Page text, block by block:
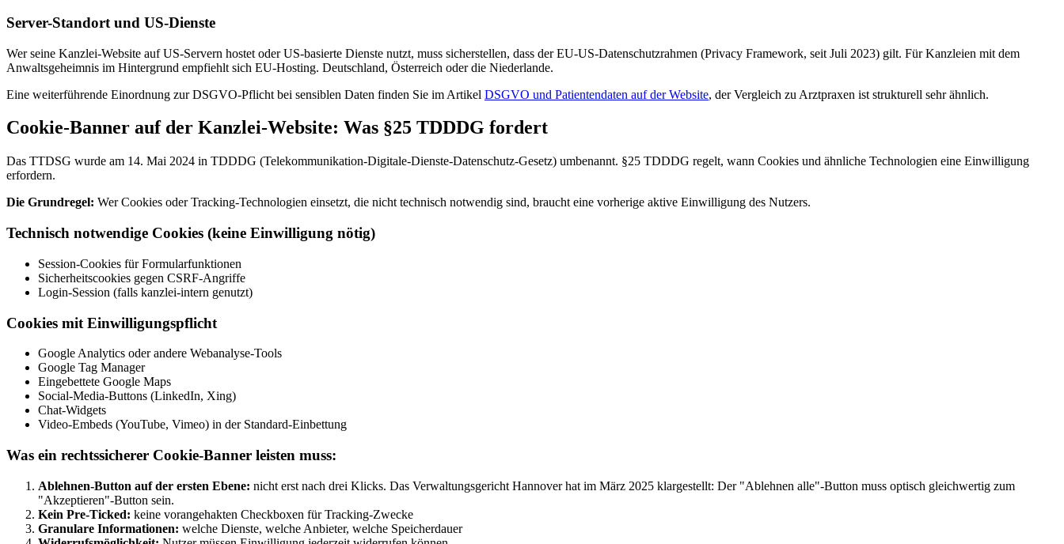
Server-Standort und US-Dienste
Wer seine Kanzlei-Website auf US-Servern hostet oder US-basierte Dienste nutzt, muss sicherstellen, dass der EU-US-Datenschutzrahmen (Privacy Framework, seit Juli 2023) gilt. Für Kanzleien mit dem
Anwaltsgeheimnis im Hintergrund empfiehlt sich EU-Hosting. Deutschland, Österreich oder die Niederlande.
Eine weiterführende Einordnung zur DSGVO-Pflicht bei sensiblen Daten finden Sie im Artikel DSGVO und Patientendaten auf der Website, der Vergleich zu Arztpraxen ist strukturell sehr ähnlich.
Cookie-Banner auf der Kanzlei-Website: Was §25 TDDDG fordert
Das TTDSG wurde am 14. Mai 2024 in TDDDG (Telekommunikation-Digitale-Dienste-Datenschutz-Gesetz) umbenannt. §25 TDDDG regelt, wann Cookies und ähnliche Technologien eine Einwilligung
erfordern.
Die Grundregel: Wer Cookies oder Tracking-Technologien einsetzt, die nicht technisch notwendig sind, braucht eine vorherige aktive Einwilligung des Nutzers.
Technisch notwendige Cookies (keine Einwilligung nötig)
Session-Cookies für Formularfunktionen
Sicherheitscookies gegen CSRF-Angriffe
Login-Session (falls kanzlei-intern genutzt)
Cookies mit Einwilligungspflicht
Google Analytics oder andere Webanalyse-Tools
Google Tag Manager
Eingebettete Google Maps
Social-Media-Buttons (LinkedIn, Xing)
Chat-Widgets
Video-Embeds (YouTube, Vimeo) in der Standard-Einbettung
Was ein rechtssicherer Cookie-Banner leisten muss:
Ablehnen-Button auf der ersten Ebene: nicht erst nach drei Klicks. Das Verwaltungsgericht Hannover hat im März 2025 klargestellt: Der "Ablehnen alle"-Button muss optisch gleichwertig zum
"Akzeptieren"-Button sein.
Kein Pre-Ticked: keine vorangehakten Checkboxen für Tracking-Zwecke
Granulare Informationen: welche Dienste, welche Anbieter, welche Speicherdauer